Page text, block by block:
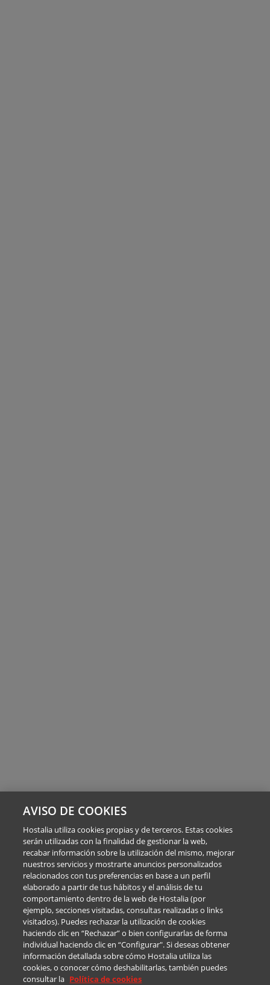
AVISO DE COOKIES
Hostalia utiliza cookies propias y de terceros. Estas cookies
serán utilizadas con la finalidad de gestionar la web,
recabar información sobre la utilización del mismo, mejorar
nuestros servicios y mostrarte anuncios personalizados
relacionados con tus preferencias en base a un perfil
elaborado a partir de tus hábitos y el análisis de tu
comportamiento dentro de la web de Hostalia (por
ejemplo, secciones visitadas, consultas realizadas o links
visitados). Puedes rechazar la utilización de cookies
haciendo clic en “Rechazar” o bien configurarlas de forma
individual haciendo clic en “Configurar". Si deseas obtener
información detallada sobre cómo Hostalia utiliza las
cookies, o conocer cómo deshabilitarlas, también puedes
consultar la Política de cookies